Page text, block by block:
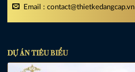
Email : contact@thietkedangcap.vn
DỰ ÁN TIÊU BIỂU